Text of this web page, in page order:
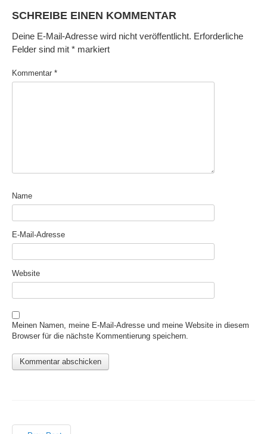
SCHREIBE EINEN KOMMENTAR
Deine E-Mail-Adresse wird nicht veröffentlicht. Erforderliche
Felder sind mit * markiert
Kommentar *
Name
E-Mail-Adresse
Website
Meinen Namen, meine E-Mail-Adresse und meine Website in diesem
Browser für die nächste Kommentierung speichern.